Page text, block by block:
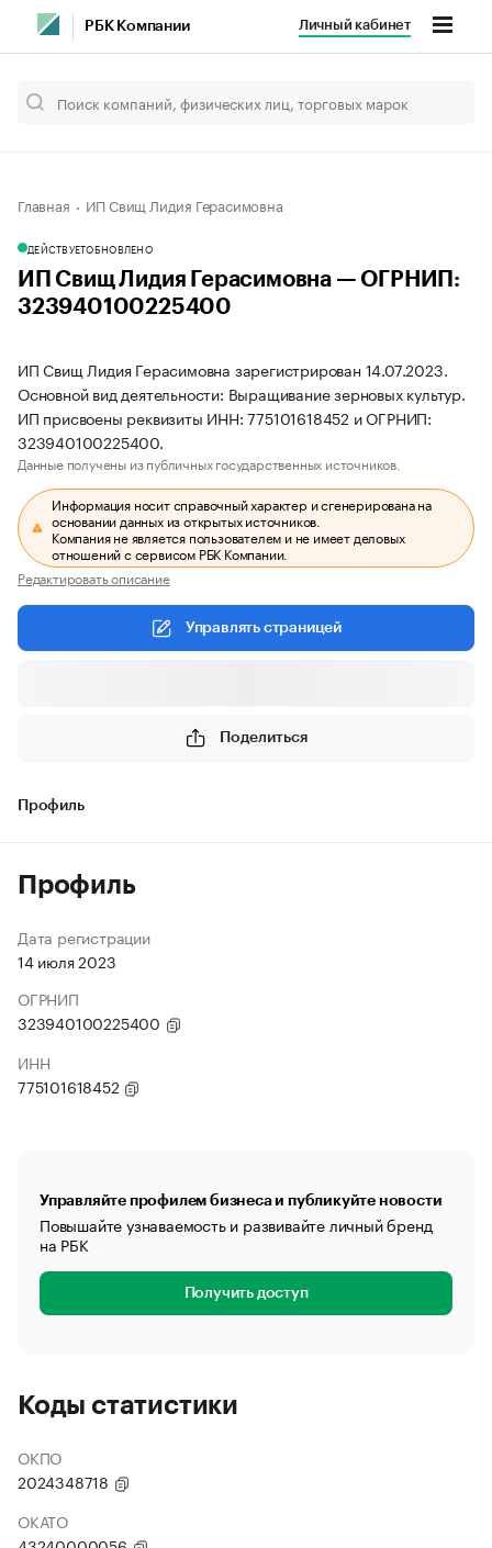
РБК Компании Личный кабинет
Главная ИП Свищ Лидия Герасимовна
ДЕЙСТВУЕТОБНОВЛЕНО
ИП Свищ Лидия Герасимовна — ОГРНИП:
323940100225400
ИП Свищ Лидия Герасимовна зарегистрирован 14.07.2023.
Основной вид деятельности: Выращивание зерновых культур.
ИП присвоены реквизиты ИНН: 775101618452 и ОГРНИП:
323940100225400.
Данные получены из публичных государственных источников.
Информация носит справочный характер и сгенерирована на
основании данных из открытых источников.
Компания не является пользователем и не имеет деловых
отношений с сервисом РБК Компании.
Редактировать описание
Управлять страницей
Поделиться
Профиль
Профиль
Дата регистрации
14 июля 2023
ОГРНИП
323940100225400
ИНН
775101618452
Управляйте профилем бизнеса и публикуйте новости
Повышайте узнаваемость и развивайте личный бренд
на РБК
Получить доступ
Коды статистики
ОКПО
2024348718
ОКАТО